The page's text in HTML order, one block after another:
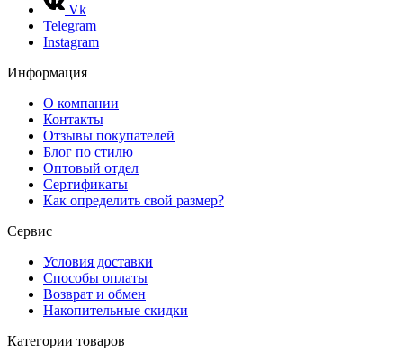
Vk
Telegram
Instagram
Информация
О компании
Контакты
Отзывы покупателей
Блог по стилю
Оптовый отдел
Сертификаты
Как определить свой размер?
Сервис
Условия доставки
Способы оплаты
Возврат и обмен
Накопительные скидки
Категории товаров